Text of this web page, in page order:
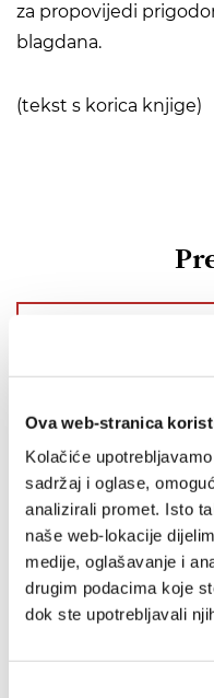
Ova web-stranica
Kolačiće
sadržaj i oglase,
analizirali promet. Isto
naše web-lokacije
medije, oglašavanje i
drugim podacima koje
dok ste upotrebljavali
za propovijedi
blagdana.
(tekst s korica knjige)
OD
OD